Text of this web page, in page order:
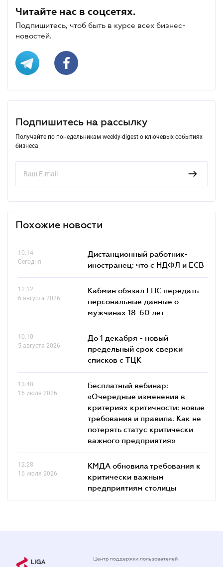
Читайте нас в соцсетях.
Подпишитесь, чтоб быть в курсе всех бизнес-
новостей.
Подпишитесь на рассылку
Получайте по понедельникам weekly-digest о ключевых событиях
бизнеса
Похожие новости
10.14
Сегодня
Дистанционный работник-
иностранец: что с НДФЛ и ЕСВ
12.12
6 августа 2026
Кабмин обязал ГНС передать
персональные данные о
мужчинах 18-60 лет
10.10
5 августа 2026
До 1 декабря - новый
предельный срок сверки
списков c ТЦК
13.48
16 июля 2026
Бесплатный вебинар:
«Очередные изменения в
критериях критичности: новые
требования и правила. Как не
потерять статус критически
важного предприятия»
12.28
16 июля 2026
КМДА обновила требования к
критически важным
предприятиям столицы
Центр поддержки пользователей